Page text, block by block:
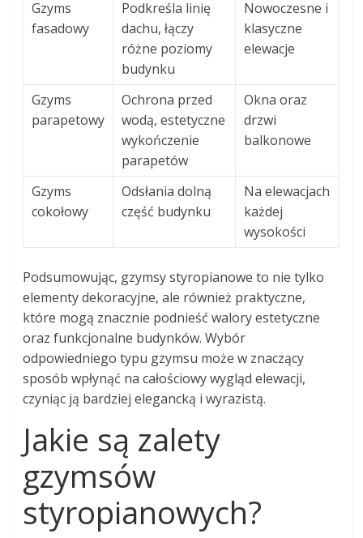
Gzyms
fasadowy
Podkreśla linię
dachu, łączy
różne poziomy
budynku
Nowoczesne i
klasyczne
elewacje
Gzyms
parapetowy
Ochrona przed
wodą, estetyczne
wykończenie
parapetów
Okna oraz
drzwi
balkonowe
Gzyms
cokołowy
Odsłania dolną
część budynku
Na elewacjach
każdej
wysokości
Podsumowując, gzymsy styropianowe to nie tylko
elementy dekoracyjne, ale również praktyczne,
które mogą znacznie podnieść walory estetyczne
oraz funkcjonalne budynków. Wybór
odpowiedniego typu gzymsu może w znaczący
sposób wpłynąć na całościowy wygląd elewacji,
czyniąc ją bardziej elegancką i wyrazistą.
Jakie są zalety
gzymsów
styropianowych?